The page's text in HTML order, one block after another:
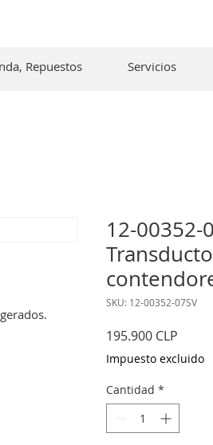
Repuestos Servicios
12-00352-
SKU: 12-00352-07SV
195.900 CLP
Impuesto excluido
Cantidad *